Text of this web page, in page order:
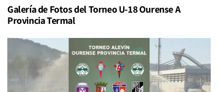
Galería de Fotos del Torneo U-18 Ourense A
Provincia Termal